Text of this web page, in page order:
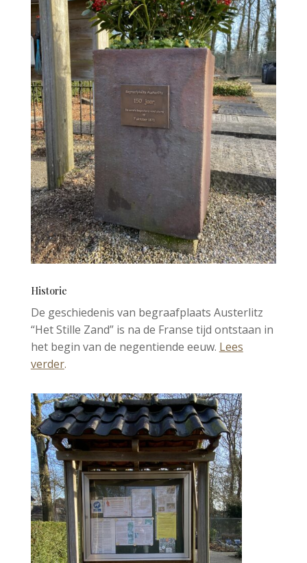
Historie
De geschiedenis van begraafplaats Austerlitz
“Het Stille Zand” is na de Franse tijd ontstaan in
het begin van de negentiende eeuw. Lees
verder.